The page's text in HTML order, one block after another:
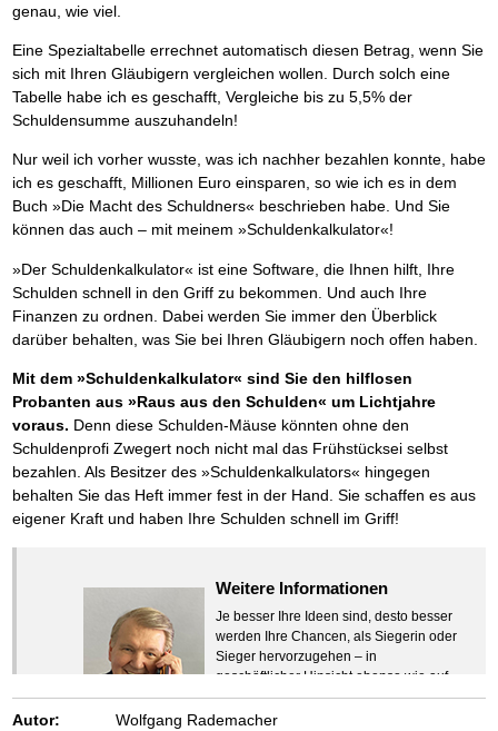
genau, wie viel.
Eine Spezialtabelle errechnet automatisch diesen Betrag, wenn Sie
sich mit Ihren Gläubigern vergleichen wollen. Durch solch eine
Tabelle habe ich es geschafft, Vergleiche bis zu 5,5% der
Schuldensumme auszuhandeln!
Nur weil ich vorher wusste, was ich nachher bezahlen konnte, habe
ich es geschafft, Millionen Euro einsparen, so wie ich es in dem
Buch »Die Macht des Schuldners« beschrieben habe. Und Sie
können das auch – mit meinem »Schuldenkalkulator«!
»Der Schuldenkalkulator« ist eine Software, die Ihnen hilft, Ihre
Schulden schnell in den Griff zu bekommen. Und auch Ihre
Finanzen zu ordnen. Dabei werden Sie immer den Überblick
darüber behalten, was Sie bei Ihren Gläubigern noch offen haben.
Mit dem »Schuldenkalkulator« sind Sie den hilflosen
Probanten aus »Raus aus den Schulden« um Lichtjahre
voraus. Denn diese Schulden-Mäuse könnten ohne den
Schuldenprofi Zwegert noch nicht mal das Frühstücksei selbst
bezahlen. Als Besitzer des »Schuldenkalkulators« hingegen
behalten Sie das Heft immer fest in der Hand. Sie schaffen es aus
eigener Kraft und haben Ihre Schulden schnell im Griff!
Weitere Informationen
Je besser Ihre Ideen sind, desto besser
werden Ihre Chancen, als Siegerin oder
Sieger hervorzugehen – in
geschäftlicher Hinsicht ebenso wie auf
beruflichem oder privatem Gebiet. Denn
eins ist todsicher:
Autor:
Wolfgang Rademacher